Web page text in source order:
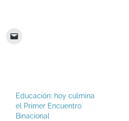
Educación: hoy culmina
el Primer Encuentro
Binacional